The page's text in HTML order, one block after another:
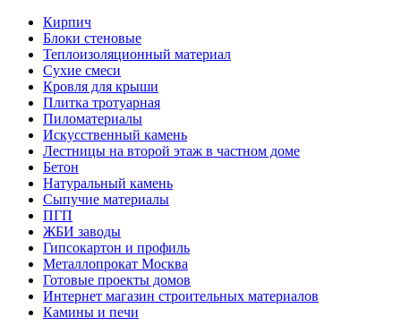
Кирпич
Блоки стеновые
Теплоизоляционный материал
Сухие смеси
Кровля для крыши
Плитка тротуарная
Пиломатериалы
Искусственный камень
Лестницы на второй этаж в частном доме
Бетон
Натуральный камень
Сыпучие материалы
ПГП
ЖБИ заводы
Гипсокартон и профиль
Металлопрокат Москва
Готовые проекты домов
Интернет магазин строительных материалов
Камины и печи